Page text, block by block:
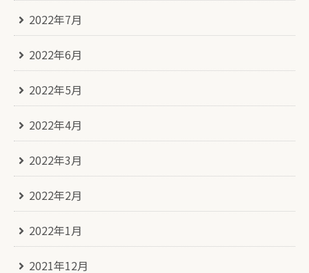
2022年7月
2022年6月
2022年5月
2022年4月
2022年3月
2022年2月
2022年1月
2021年12月